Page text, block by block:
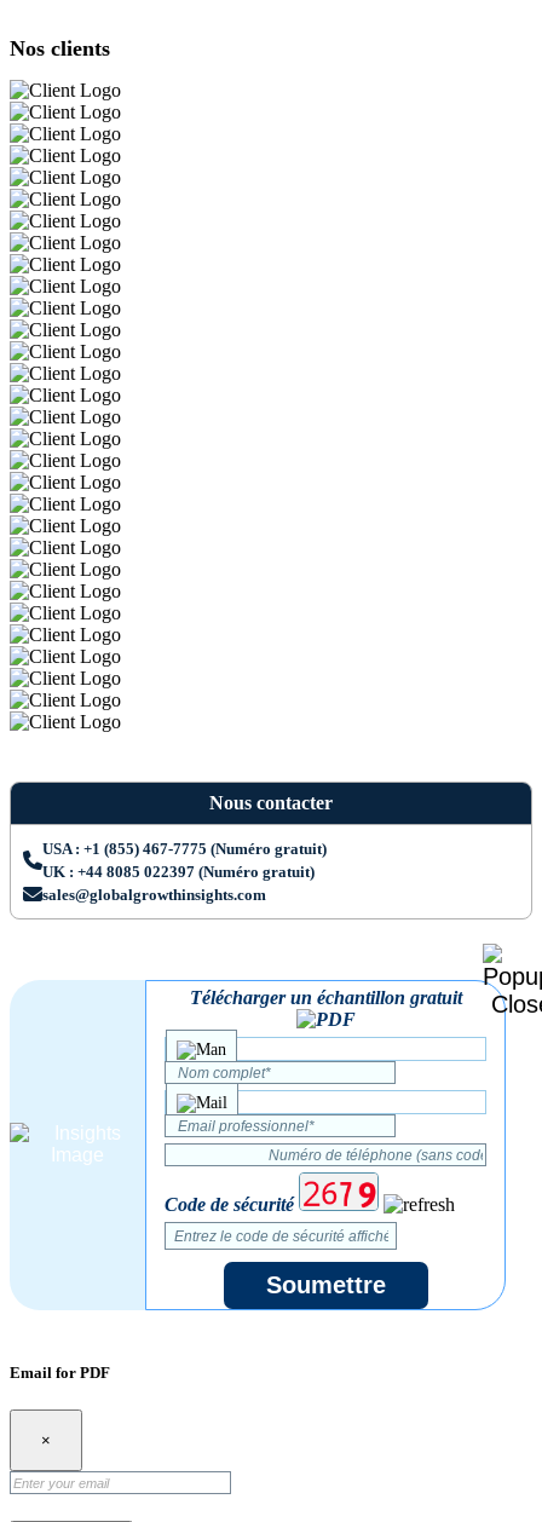
Nos clients
Nous contacter
USA : +1 (855) 467-7775 (Numéro gratuit)
UK : +44 8085 022397 (Numéro gratuit)
sales@globalgrowthinsights.com
Télécharger un échantillon gratuit
Code de sécurité
Soumettre
Email for PDF
×